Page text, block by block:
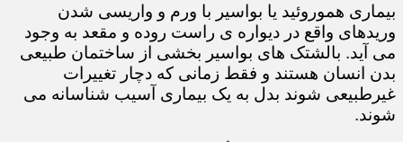
بیماری هموروئید یا بواسیر با ورم و واریسی شدن
وریدهای واقع در دیواره ی راست روده و مقعد به وجود
می آید. بالشتک های بواسیر بخشی از ساختمان طبیعی
بدن انسان هستند و فقط زمانی که دچار تغییرات
غیرطبیعی شوند بدل به یک بیماری آسیب شناسانه می
شوند.